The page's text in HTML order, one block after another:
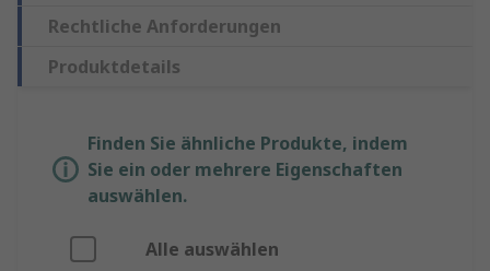
Rechtliche Anforderungen
Produktdetails
Finden Sie ähnliche Produkte, indem
Sie ein oder mehrere Eigenschaften
auswählen.
Alle auswählen